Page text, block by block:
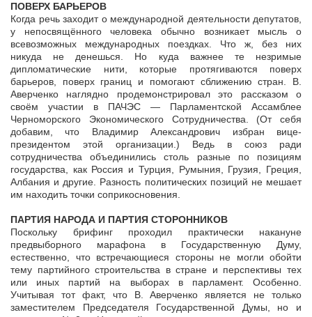
ПОВЕРХ БАРЬЕРОВ
Когда речь заходит о международной деятельности депутатов,
у непосвящённого человека обычно возникает мысль о
всевозможных международных поездках. Что ж, без них
никуда не денешься. Но куда важнее те незримые
дипломатические нити, которые протягиваются поверх
барьеров, поверх границ и помогают сближению стран. В.
Аверченко наглядно продемонстрировал это рассказом о
своём участии в ПАЧЭС — Парламентской Ассамблее
Черноморского Экономического Сотрудничества. (От себя
добавим, что Владимир Александрович избран вице-
президентом этой организации.) Ведь в союз ради
сотрудничества объединились столь разные по позициям
государства, как Россия и Турция, Румыния, Грузия, Греция,
Албания и другие. Разность политических позиций не мешает
им находить точки соприкосновения.
ПАРТИЯ НАРОДА И ПАРТИЯ СТОРОННИКОВ
Поскольку брифинг проходил практически накануне
предвыборного марафона в Государственную Думу,
естественно, что встречающиеся стороны не могли обойти
тему партийного строительства в стране и перспективы тех
или иных партий на выборах в парламент. Особенно.
Учитывая тот факт, что В. Аверченко является не только
заместителем Председателя Государственной Думы, но и